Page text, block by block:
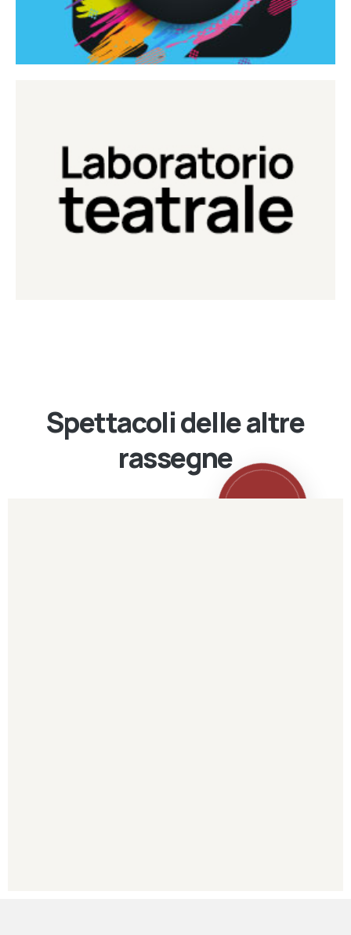
Laboratorio Teatrale
Laboratorio di teatro del Teatro Eduardo de Filippo
Continua
Spettacoli delle altre
rassegne